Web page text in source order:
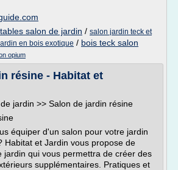
salon de jardin / salon jardin teck et
en bois exotique / bois teck salon
opium
résine - Habitat et
jardin >> Salon de jardin résine
équiper d'un salon pour votre jardin
Habitat et Jardin vous propose de
jardin qui vous permettra de créer des
supplémentaires. Pratiques et